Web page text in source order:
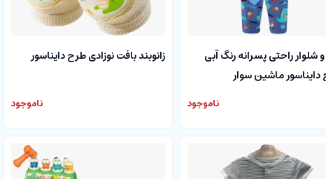
و شلوار راحتی پسرانه رنگ آبی
ماشین سوار
ناموجود
زانوبند بافت نوزادی طرح دایناسور
ناموجود